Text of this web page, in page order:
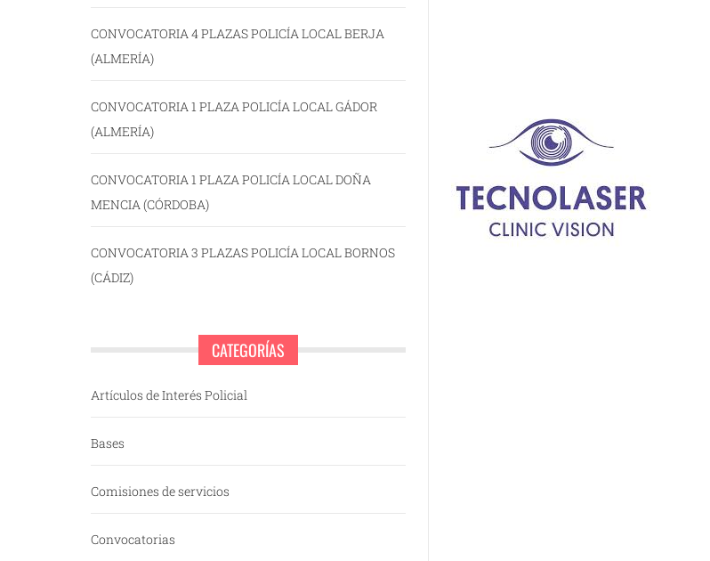
CONVOCATORIA 4 PLAZAS POLICÍA LOCAL BERJA
(ALMERÍA)
CONVOCATORIA 1 PLAZA POLICÍA LOCAL GÁDOR
(ALMERÍA)
CONVOCATORIA 1 PLAZA POLICÍA LOCAL DOÑA
MENCIA (CÓRDOBA)
CONVOCATORIA 3 PLAZAS POLICÍA LOCAL BORNOS
(CÁDIZ)
CATEGORÍAS
Artículos de Interés Policial
Bases
Comisiones de servicios
Convocatorias